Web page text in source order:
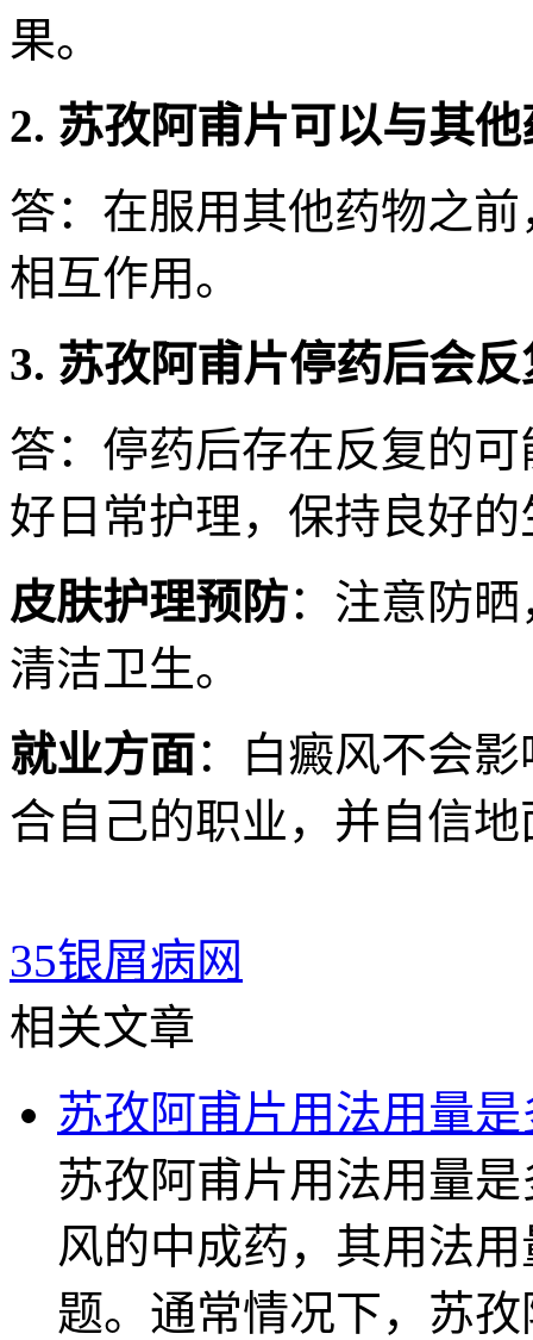
果。
2. 苏孜阿甫片可以与其
答：在服用其他药物之
相互作用。
3. 苏孜阿甫片停药后会
答：停药后存在反复的
好日常护理，保持良好
皮肤护理预防：注意防
清洁卫生。
就业方面：白癜风不会
合自己的职业，并自信
35银屑病网
相关文章
苏孜阿甫片用法用量是
苏孜阿甫片用法用量
风的中成药，其用法
题。通常情况下，苏